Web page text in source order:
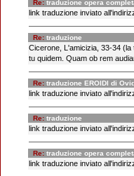
Re: traduzione opera
link traduzione inviato
Re: traduzione
Cicerone, L'amicizia, 33-34
tu quidem. Quam ob rem
Re: traduzione EROIDI di
link traduzione inviato
Re: traduzione
link traduzione inviato
Re: traduzione opera
link traduzione inviato